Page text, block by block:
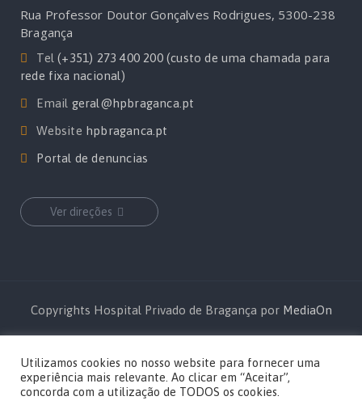
Rua Professor Doutor Gonçalves Rodrigues, 5300-238
Bragança
Tel(+351) 273 400 200 (custo de uma chamada para
rede fixa nacional)
Email geral@hpbraganca.pt
Website hpbraganca.pt
Portal de denuncias
Ver direções
Copyrights Hospital Privado de Bragança por MediaOn
Utilizamos cookies no nosso website para fornecer uma
experiência mais relevante. Ao clicar em “Aceitar”,
concorda com a utilização de TODOS os cookies.